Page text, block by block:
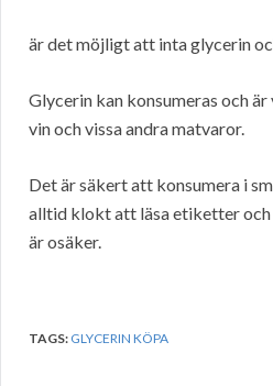
är det möjligt att inta glycerin
Glycerin kan konsumeras och
vin och vissa andra matvaror.
Det är säkert att konsumera i
alltid klokt att läsa etiketter och
är osäker.
TAGS: GLYCERIN KÖPA